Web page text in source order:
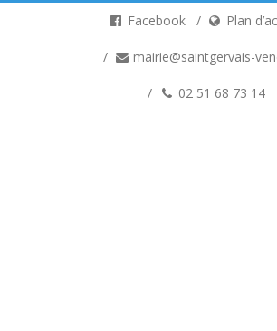
Facebook Plan
mairie@saintgervais-
02 51 68 73 14